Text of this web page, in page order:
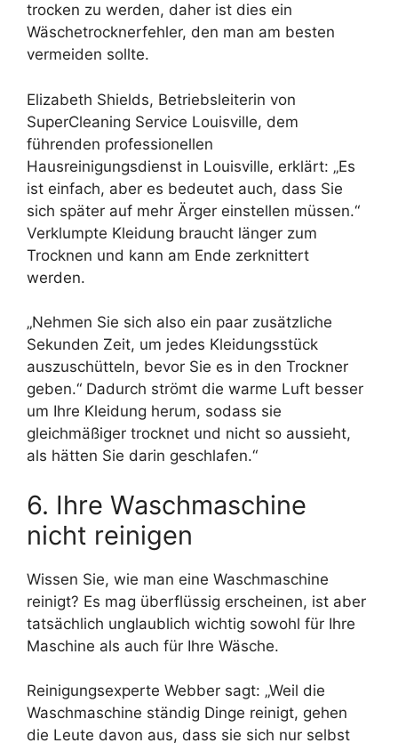
trocken zu werden, daher ist dies ein
Wäschetrocknerfehler, den man am besten
vermeiden sollte.
Elizabeth Shields, Betriebsleiterin von
SuperCleaning Service Louisville, dem
führenden professionellen
Hausreinigungsdienst in Louisville, erklärt: „Es
ist einfach, aber es bedeutet auch, dass Sie
sich später auf mehr Ärger einstellen müssen.“
Verklumpte Kleidung braucht länger zum
Trocknen und kann am Ende zerknittert
werden.
„Nehmen Sie sich also ein paar zusätzliche
Sekunden Zeit, um jedes Kleidungsstück
auszuschütteln, bevor Sie es in den Trockner
geben.“ Dadurch strömt die warme Luft besser
um Ihre Kleidung herum, sodass sie
gleichmäßiger trocknet und nicht so aussieht,
als hätten Sie darin geschlafen.“
6. Ihre Waschmaschine
nicht reinigen
Wissen Sie, wie man eine Waschmaschine
reinigt? Es mag überflüssig erscheinen, ist aber
tatsächlich unglaublich wichtig sowohl für Ihre
Maschine als auch für Ihre Wäsche.
Reinigungsexperte Webber sagt: „Weil die
Waschmaschine ständig Dinge reinigt, gehen
die Leute davon aus, dass sie sich nur selbst